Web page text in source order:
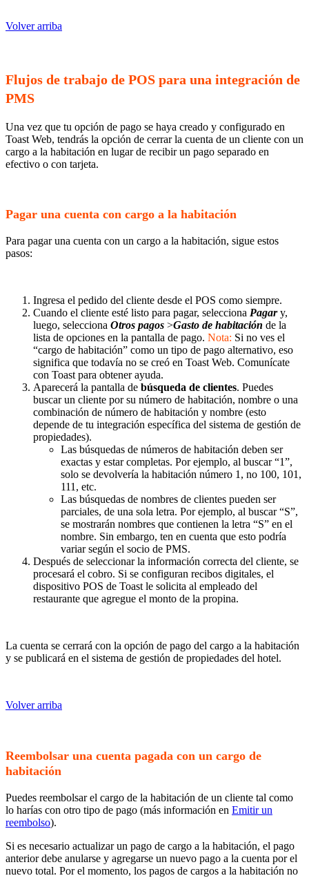
Volver arriba
Flujos de trabajo de POS para una integración de
PMS
Una vez que tu opción de pago se haya creado y configurado en
Toast Web, tendrás la opción de cerrar la cuenta de un cliente con un
cargo a la habitación en lugar de recibir un pago separado en
efectivo o con tarjeta.
Pagar una cuenta con cargo a la habitación
Para pagar una cuenta con un cargo a la habitación, sigue estos
pasos:
Ingresa el pedido del cliente desde el POS como siempre.
Cuando el cliente esté listo para pagar, selecciona Pagary,
luego, selecciona Otros pagos >Gasto de habitación de la
lista de opciones en la pantalla de pago. Nota: Si no ves el
“cargo de habitación” como un tipo de pago alternativo, eso
significa que todavía no se creó en Toast Web. Comunícate
con Toast para obtener ayuda.
Aparecerá la pantalla de búsqueda de clientes. Puedes
buscar un cliente por su número de habitación, nombre o una
combinación de número de habitación y nombre (esto
depende de tu integración específica del sistema de gestión de
propiedades).
Las búsquedas de números de habitación deben ser
exactas y estar completas. Por ejemplo, al buscar “1”,
solo se devolvería la habitación número 1, no 100, 101,
111, etc.
Las búsquedas de nombres de clientes pueden ser
parciales, de una sola letra. Por ejemplo, al buscar “S”,
se mostrarán nombres que contienen la letra “S” en el
nombre. Sin embargo, ten en cuenta que esto podría
variar según el socio de PMS.
Después de seleccionar la información correcta del cliente, se
procesará el cobro. Si se configuran recibos digitales, el
dispositivo POS de Toast le solicita al empleado del
restaurante que agregue el monto de la propina.
La cuenta se cerrará con la opción de pago del cargo a la habitación
y se publicará en el sistema de gestión de propiedades del hotel.
Volver arriba
Reembolsar una cuenta pagada con un cargo de
habitación
Puedes reembolsar el cargo de la habitación de un cliente tal como
lo harías con otro tipo de pago (más información en Emitir un
reembolso).
Si es necesario actualizar un pago de cargo a la habitación, el pago
anterior debe anularse y agregarse un nuevo pago a la cuenta por el
nuevo total. Por el momento, los pagos de cargos a la habitación no